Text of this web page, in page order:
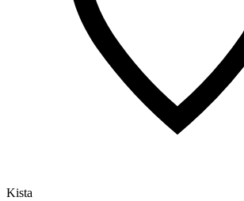
Kista